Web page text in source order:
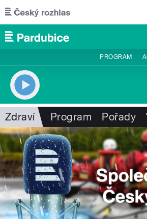
Přejít k hlavnímu obsahu
PROGRAM
Zdraví Program Pořady